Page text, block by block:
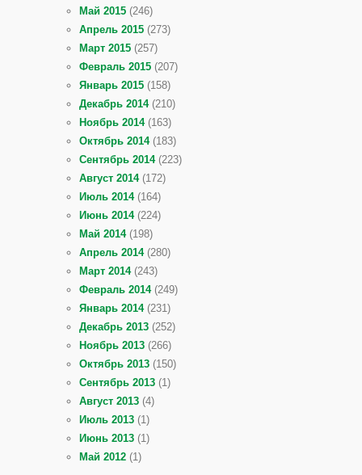
Май 2015 (246)
Апрель 2015 (273)
Март 2015 (257)
Февраль 2015 (207)
Январь 2015 (158)
Декабрь 2014(210)
Ноябрь 2014(163)
Октябрь 2014(183)
Сентябрь 2014(223)
Август 2014(172)
Июль 2014(164)
Июнь 2014(224)
Май 2014(198)
Апрель 2014(280)
Март 2014(243)
Февраль 2014(249)
Январь 2014(231)
Декабрь 2013 (252)
Ноябрь 2013 (266)
Октябрь 2013 (150)
Сентябрь 2013 (1)
Август 2013 (4)
Июль 2013 (1)
Июнь 2013 (1)
Май 2012 (1)